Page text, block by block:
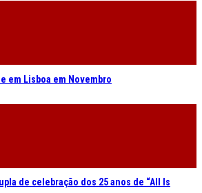
em Lisboa em Novembro
de celebração dos 25 anos de “All Is